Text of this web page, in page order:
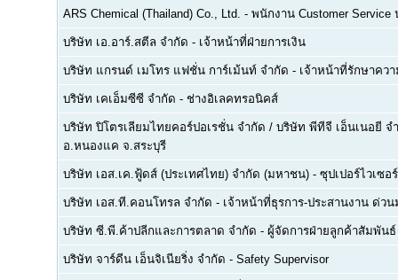
ARS Chemical (Thailand) Co., Ltd. - พนักงาน Customer Service
บริษัท เอ.อาร์.สตีล จำกัด - เจ้าหน้าที่ฝ่ายการเงิน
บริษัท แกรนด์ เมโทร แฟชั่น การ์เม้นท์ จำกัด - เจ้าหน้าที่รักษาคว
บริษัท เคเอ็มซีซี จำกัด - ช่างอิเลคทรอนิคส์
บริษัท ปิโตรเลียมไทยคอร์ปอเรชั่น จำกัด / บริษัท พีทีจี เอ็นเนอยี จ
อ.หนองแค จ.สระบุรี
บริษัท เอส.เค.ฟู้ดส์ (ประเทศไทย) จำกัด (มหาชน) - ซุปเปอร์ไวเซ
บริษัท เอส.ที.คอนโทรล จำกัด - เจ้าหน้าที่ธุรการ-ประสานงาน ด่วน
บริษัท ซี.พี.ค้าปลีกและการตลาด จำกัด - ผู้จัดการฝ่ายลูกค้าสัมพันธ์
บริษัท จาร์ดีน เอ็นจิเนียริ่ง จำกัด - Safety Supervisor